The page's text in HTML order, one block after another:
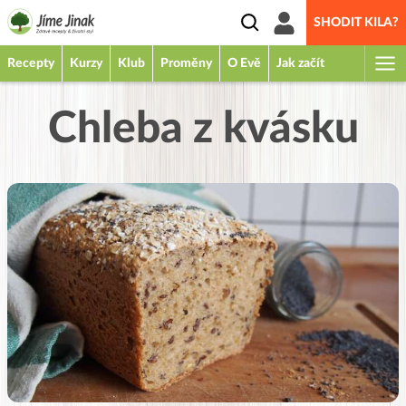
SHODIT KILA?
Recepty Kurzy Klub Proměny O Evě Jak začít
Chleba z kvásku